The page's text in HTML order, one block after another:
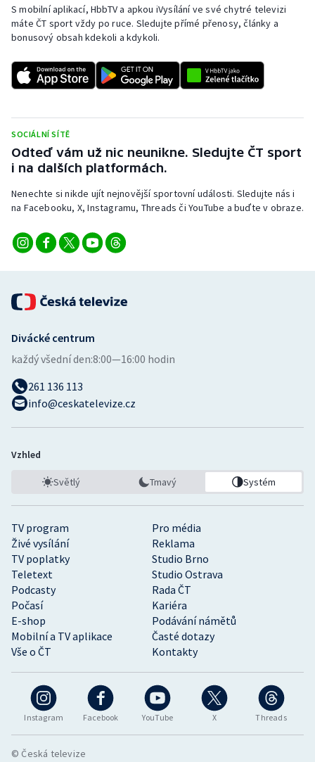
S mobilní aplikací, HbbTV a apkou iVysílání ve své chytré televizi
máte ČT sport vždy po ruce. Sledujte přímé přenosy, články a
bonusový obsah kdekoli a kdykoli.
SOCIÁLNÍ SÍTĚ
Odteď vám už nic neunikne. Sledujte ČT sport
i na dalších platformách.
Nenechte si nikde ujít nejnovější sportovní události. Sledujte nás i
na Facebooku, X, Instagramu, Threads či YouTube a buďte v obraze.
Instagram Facebook YouTube X Threads
TV program
Pro média
Živé vysílání
Reklama
TV poplatky
Studio Brno
Teletext
Studio Ostrava
Podcasty
Rada ČT
Počasí
Kariéra
E-shop
Podávání námětů
Mobilní a TV aplikace
Časté dotazy
Vše o ČT
Kontakty
Divácké centrum
každý všední den:8:00—16:00 hodin
261 136 113
info@ceskatelevize.cz
Vzhled
Světlý Tmavý Systém
© Česká televize